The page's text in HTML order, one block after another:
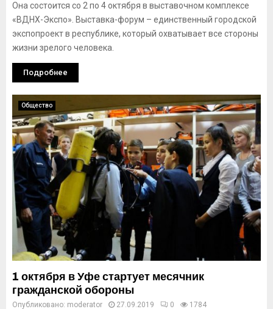
Она состоится со 2 по 4 октября в выставочном комплексе
«ВДНХ-Экспо». Выставка-форум – единственный городской
экспопроект в республике, который охватывает все стороны
жизни зрелого человека.
Подробнее
Общество
1 октября в Уфе стартует месячник
гражданской обороны
Опубликовано: moderator 27.09.2019 0 1784